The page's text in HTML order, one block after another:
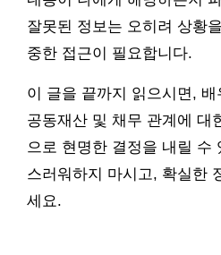
잘못된 정보는 오히려 상황
중한 접근이 필요합니다.
이 글을 끝까지 읽으시면,
공동재산 및 채무 관계에 대
으로 현명한 결정을 내릴 수
스러워하지 마시고, 확실한
세요.